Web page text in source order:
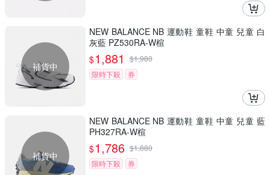
補貨中
NEW BALANCE NB 運動鞋 童鞋 中童 兒童 白
灰藍 PZ530RA-W楦
$1,881 $1,980
限時下殺
券
補貨中
NEW BALANCE NB 運動鞋 童鞋 中童 兒童 藍
PH327RA-W楦
$1,786 $1,880
限時下殺
券